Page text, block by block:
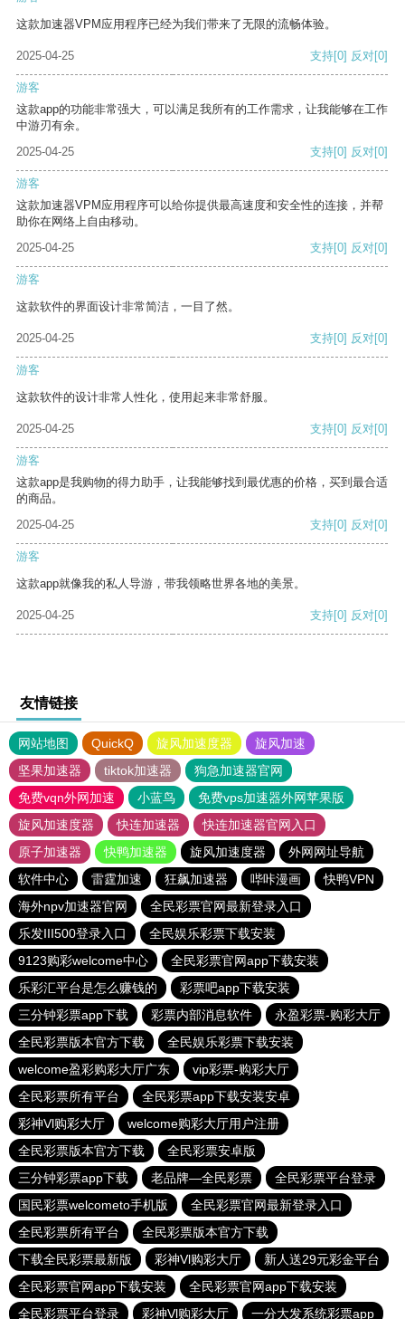
这款加速器VPM应用程序已经为我们带来了无限的流畅体验。
2025-04-25 支持[0] 反对[0]
游客
这款app的功能非常强大，可以满足我所有的工作需求，让我能够在工作
中游刃有余。
2025-04-25
支持[0] 反对[0]
游客
这款加速器VPM应用程序可以给你提供最高速度和安全性的连接，并帮
助你在网络上自由移动。
2025-04-25
支持[0] 反对[0]
游客
这款软件的界面设计非常简洁，一目了然。
2025-04-25 支持[0] 反对[0]
游客
这款软件的设计非常人性化，使用起来非常舒服。
2025-04-25 支持[0] 反对[0]
游客
这款app是我购物的得力助手，让我能够找到最优惠的价格，买到最合适
的商品。
2025-04-25
支持[0] 反对[0]
游客
这款app就像我的私人导游，带我领略世界各地的美景。
2025-04-25 支持[0] 反对[0]
友情链接
网站地图 QuickQ 旋风加速度器
旋风加速
坚果加速器
tiktok加速器
狗急加速器官网
免费vqn外网加速
小蓝鸟
免费vps加速器外网苹果版
旋风加速度器
快连加速器
快连加速器官网入口
原子加速器
快鸭加速器 旋风加速度器
外网网址导航
软件中心
雷霆加速 狂飙加速器 哔咔漫画
快鸭VPN
海外npv加速器官网
全民彩票官网最新登录入口
乐发III500登录入口
全民娱乐彩票下载安装
9123购彩welcome中心
全民彩票官网app下载安装
乐彩汇平台是怎么赚钱的
彩票吧app下载安装
三分钟彩票app下载
彩票内部消息软件
永盈彩票-购彩大厅
全民彩票版本官方下载
全民娱乐彩票下载安装
welcome盈彩购彩大厅广东
vip彩票-购彩大厅
全民彩票所有平台
全民彩票app下载安装安卓
彩神Vl购彩大厅
welcome购彩大厅用户注册
全民彩票版本官方下载
全民彩票安卓版
三分钟彩票app下载
老品牌—全民彩票
全民彩票平台登录
国民彩票welcometo手机版
全民彩票官网最新登录入口
全民彩票所有平台
全民彩票版本官方下载
下载全民彩票最新版
彩神Vl购彩大厅
新人送29元彩金平台
全民彩票官网app下载安装
全民彩票官网app下载安装
全民彩票平台登录
彩神Vl购彩大厅 一分大发系统彩票app